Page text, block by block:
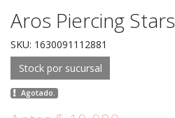
Aros Piercing Stars
SKU: 1630091112881
Stock por sucursal
Agotado.